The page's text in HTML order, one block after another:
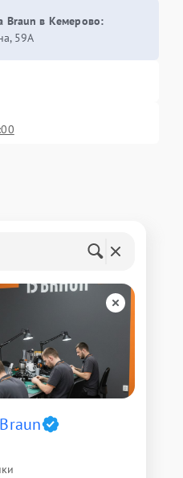
Braun в Кемерово:
59А